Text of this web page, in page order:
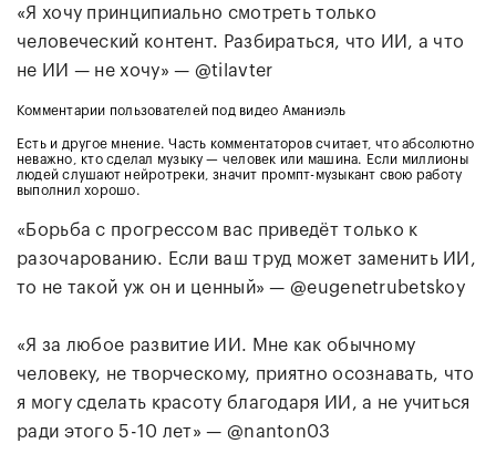
«Я хочу принципиально смотреть только
человеческий контент. Разбираться, что ИИ, а что
не ИИ — не хочу» — @tilavter
Комментарии пользователей под видео Аманиэль
Есть и другое мнение. Часть комментаторов считает, что абсолютно
неважно, кто сделал музыку — человек или машина. Если миллионы
людей слушают нейротреки, значит промпт-музыкант свою работу
выполнил хорошо.
«Борьба с прогрессом вас приведёт только к
разочарованию. Если ваш труд может заменить ИИ,
то не такой уж он и ценный» — @eugenetrubetskoy
«Я за любое развитие ИИ. Мне как обычному
человеку, не творческому, приятно осознавать, что
я могу сделать красоту благодаря ИИ, а не учиться
ради этого 5-10 лет» — @nanton03